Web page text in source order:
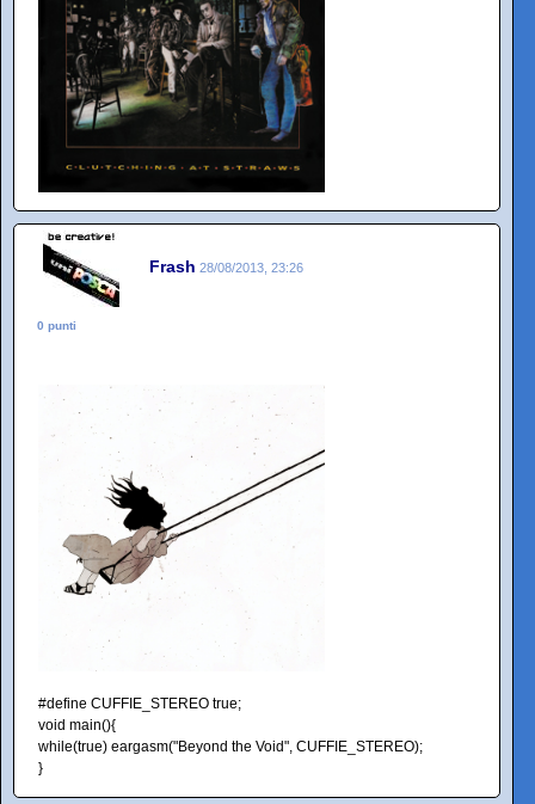
Frash 28/08/2013, 23:26
0 punti
#define CUFFIE_STEREO true;
void main(){
while(true) eargasm("Beyond the Void", CUFFIE_STEREO);
}